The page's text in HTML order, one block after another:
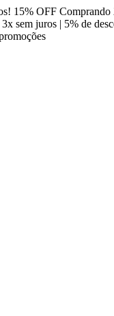
15% OFF
sem juros | 5% de